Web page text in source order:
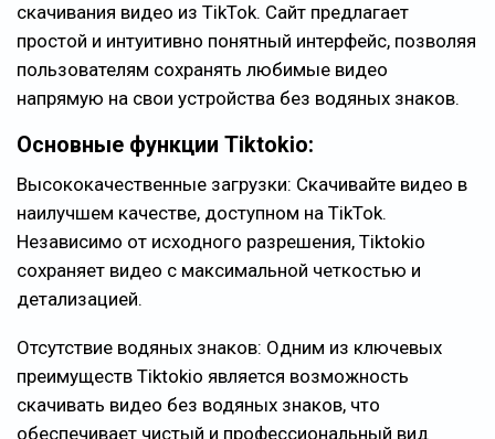
скачивания видео из TikTok. Сайт предлагает
простой и интуитивно понятный интерфейс, позволяя
пользователям сохранять любимые видео
напрямую на свои устройства без водяных знаков.
Основные функции Tiktokio:
Высококачественные загрузки: Скачивайте видео в
наилучшем качестве, доступном на TikTok.
Независимо от исходного разрешения, Tiktokio
сохраняет видео с максимальной четкостью и
детализацией.
Отсутствие водяных знаков: Одним из ключевых
преимуществ Tiktokio является возможность
скачивать видео без водяных знаков, что
обеспечивает чистый и профессиональный вид